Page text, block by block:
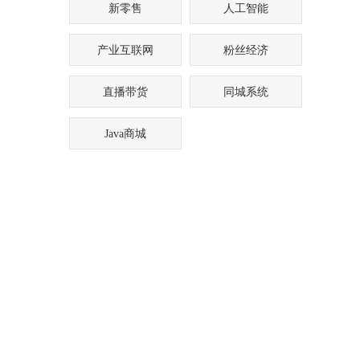
新零售 人工智能
产业互联网 粉丝经济
直播带货 同城系统
Java商城